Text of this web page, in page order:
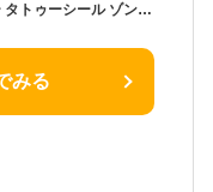
【10枚セット】タトゥーボディステッカー タトゥーシール ゾンビメイク ハロウィンシール LP-HWSEL30S 送料無料
みる